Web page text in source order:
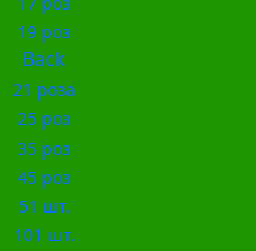
19 роз
Back
21 роза
25 роз
35 роз
45 роз
51 шт.
101 шт.